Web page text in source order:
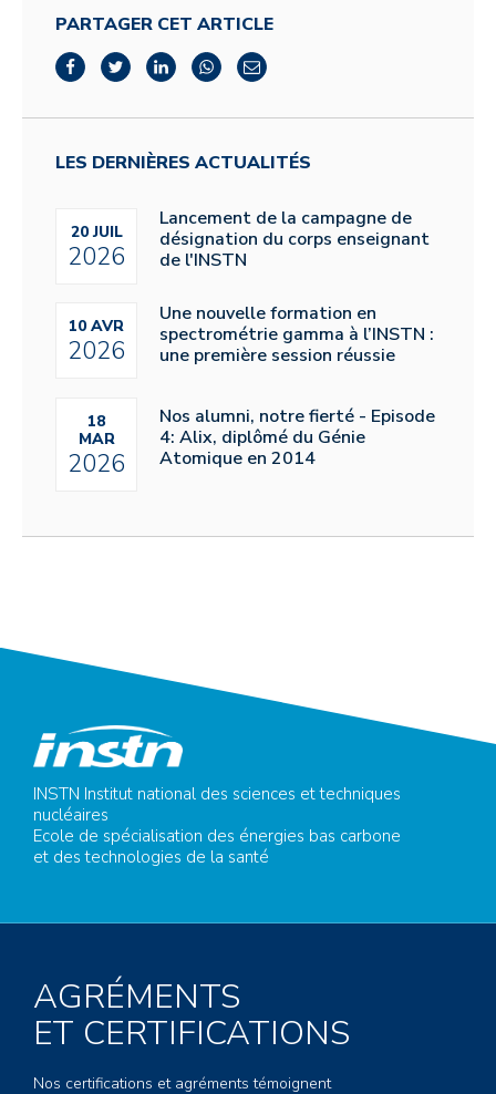
PARTAGER CET ARTICLE
LES DERNIÈRES ACTUALITÉS
20 JUIL
2026
Lancement de la campagne de
désignation du corps enseignant
de l'INSTN
10 AVR
2026
Une nouvelle formation en
spectrométrie gamma à l’INSTN :
une première session réussie
18
MAR
2026
Nos alumni, notre fierté - Episode
4: Alix, diplômé du Génie
Atomique en 2014
INSTN Institut national des sciences et techniques
nucléaires
Ecole de spécialisation des énergies bas carbone
et des technologies de la santé
AGRÉMENTS
ET CERTIFICATIONS
Nos certifications et agréments témoignent